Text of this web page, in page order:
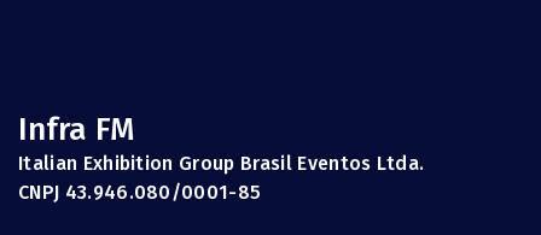
Infra FM
Italian Exhibition Group Brasil Eventos Ltda.
CNPJ 43.946.080/0001-85